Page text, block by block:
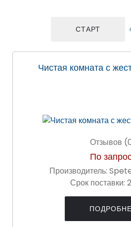
Чистая комната с
Отзывов
По
Производитель:
Срок поставки: